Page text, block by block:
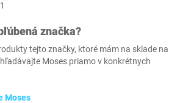
značka?
tejto značky, ktoré mám na sklade na
Moses priamo v konkrétnych
Moses